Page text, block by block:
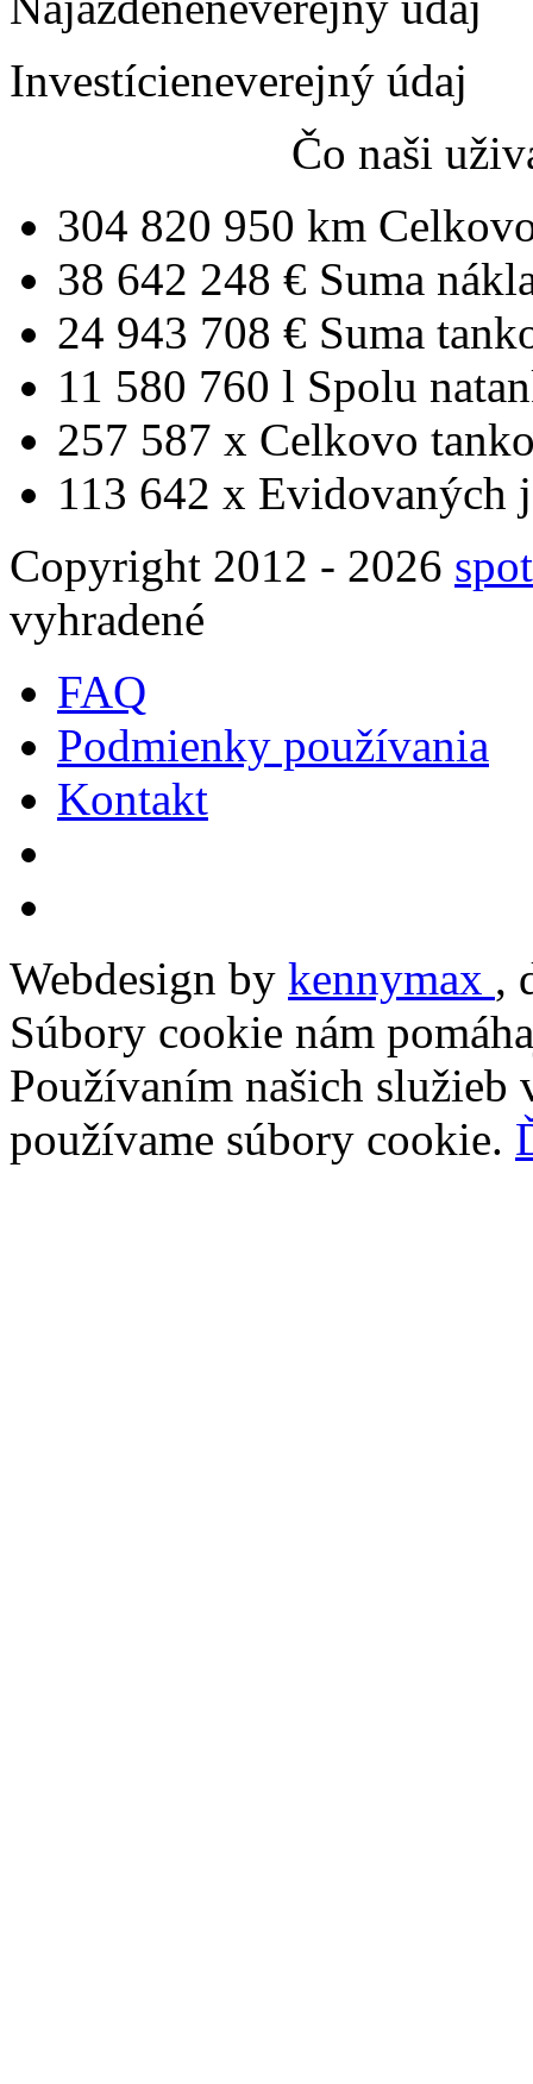
Investícieneverejný údaj
Čo naši
304 820 950 km
38 642 248 € Suma
24 943 708 € Suma
11 580 760 l Spolu
257 587 x Celkovo
113 642 x Evidovaných
Copyright 2012 - 2026
vyhradené
FAQ
Podmienky používania
Kontakt
Webdesign by kennymax ,
Súbory cookie nám
Používaním našich služieb
používame súbory cookie.